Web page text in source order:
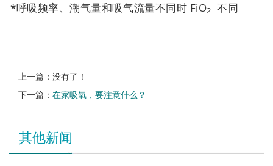
*呼吸频率、潮气量和吸气流量不同时 FiO2 不同
上一篇：没有了！
下一篇： 在家吸氧，要注意什么？
其他新闻